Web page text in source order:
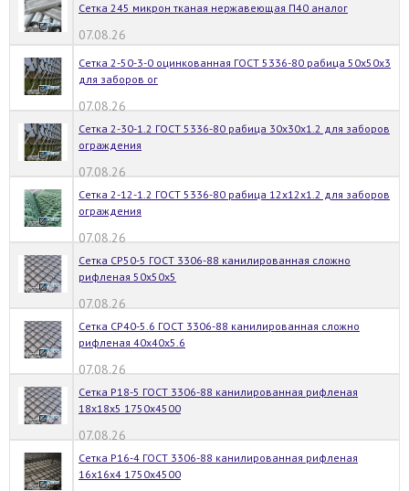
Сетка 245 микрон тканая нержавеющая П40 аналог
07.08.26
Сетка 2-50-3-0 оцинкованная ГОСТ 5336-80 рабица 50х50х3
для заборов ог
07.08.26
Сетка 2-30-1.2 ГОСТ 5336-80 рабица 30х30х1.2 для заборов
ограждения
07.08.26
Сетка 2-12-1.2 ГОСТ 5336-80 рабица 12х12х1.2 для заборов
ограждения
07.08.26
Сетка СР50-5 ГОСТ 3306-88 канилированная сложно
рифленая 50х50х5
07.08.26
Сетка СР40-5.6 ГОСТ 3306-88 канилированная сложно
рифленая 40х40х5.6
07.08.26
Сетка Р18-5 ГОСТ 3306-88 канилированная рифленая
18х18х5 1750х4500
07.08.26
Сетка Р16-4 ГОСТ 3306-88 канилированная рифленая
16х16х4 1750х4500